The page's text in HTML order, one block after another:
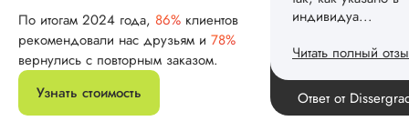
По итогам 2024 года, 86% клиентов
рекомендовали нас друзьям и 78%
вернулись с повторным заказом.
Узнать стоимость
Заказывал тут
срокам и
внушительно, но
выхода не